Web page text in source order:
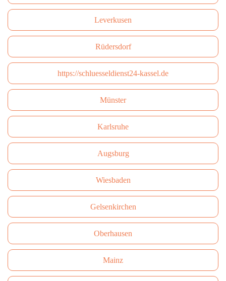
Leverkusen
Rüdersdorf
https://schluesseldienst24-kassel.de
Münster
Karlsruhe
Augsburg
Wiesbaden
Gelsenkirchen
Oberhausen
Mainz